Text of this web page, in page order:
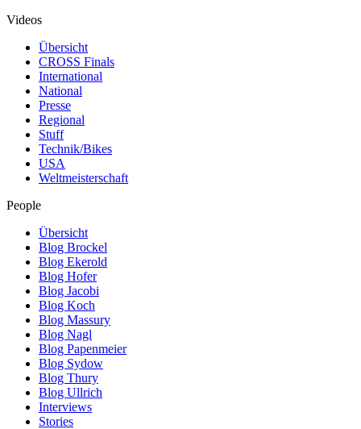
Videos
Übersicht
CROSS Finals
International
National
Presse
Regional
Stuff
Technik/Bikes
USA
Weltmeisterschaft
People
Übersicht
Blog Brockel
Blog Ekerold
Blog Hofer
Blog Jacobi
Blog Koch
Blog Massury
Blog Nagl
Blog Papenmeier
Blog Sydow
Blog Thury
Blog Ullrich
Interviews
Stories